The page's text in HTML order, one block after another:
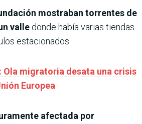
mostraban torrentes de
valle donde había varias tiendas
estacionados.
Ola migratoria desata una crisis
Europea
afectada por